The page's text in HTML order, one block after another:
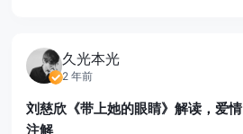
久光本光
2 年前
刘慈欣《带上她的眼睛》解读，爱
注解